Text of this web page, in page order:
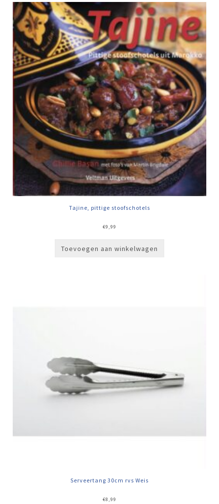
Tajine, pittige stoofschotels
€9,99
Toevoegen aan winkelwagen
Serveertang 30cm rvs Weis
€8,99